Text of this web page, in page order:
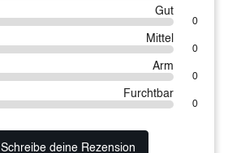
Gut
0
Mittel
0
Arm
0
Furchtbar
0
Schreibe deine Rezension